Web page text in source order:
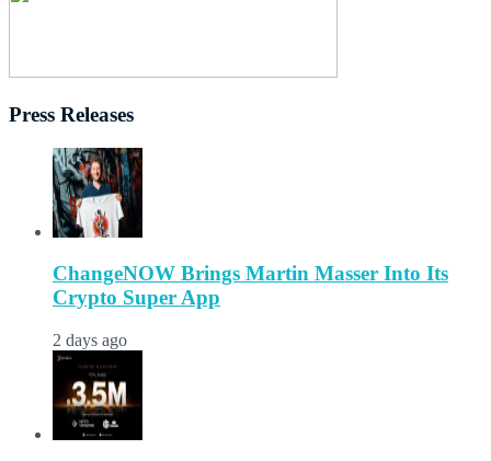
Press Releases
ChangeNOW Brings Martin Masser Into Its
Crypto Super App
2 days ago